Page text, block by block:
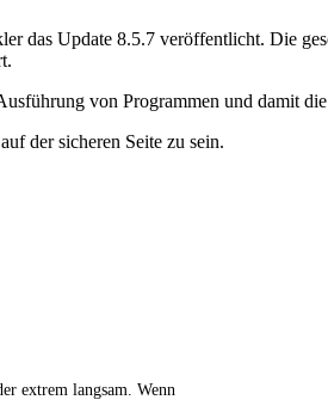
das Update 8.5.7 veröffentlicht. Die
von Programmen und damit
der sicheren Seite zu sein.
extrem langsam. Wenn